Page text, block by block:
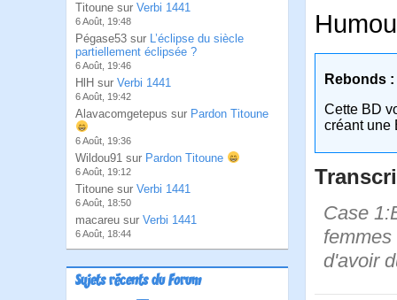
Titoune sur Verbi 1441
6 Août, 19:48
Pégase53 sur L’éclipse du siècle
partiellement éclipsée ?
6 Août, 19:46
HlH sur Verbi 1441
6 Août, 19:42
Alavacomgetepus sur Pardon Titoune
6 Août, 19:36
Wildou91 sur Pardon Titoune
6 Août, 19:12
Titoune sur Verbi 1441
6 Août, 18:50
macareu sur Verbi 1441
6 Août, 18:44
Sujets récents du Forum
Rebonds :
Cette BD
créant une
Case
d'avoir